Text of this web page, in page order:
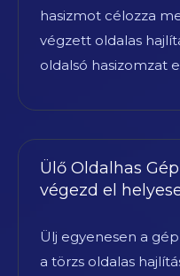
hasizmot célozza
végzett oldalas
oldalsó hasizomzat
Ülő Oldalhas
végezd el
Ülj egyenesen a
a törzs oldalas